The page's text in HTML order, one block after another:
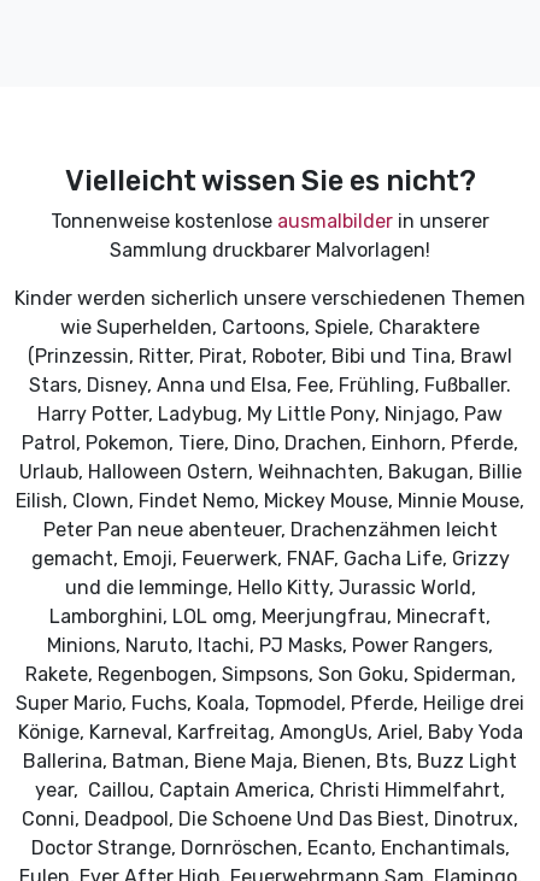
Vielleicht wissen Sie es nicht?
Tonnenweise kostenlose ausmalbilder in unserer
Sammlung druckbarer Malvorlagen!
Kinder werden sicherlich unsere verschiedenen Themen
wie Superhelden, Cartoons, Spiele, Charaktere
(Prinzessin, Ritter, Pirat, Roboter, Bibi und Tina, Brawl
Stars, Disney, Anna und Elsa, Fee, Frühling, Fußballer.
Harry Potter, Ladybug, My Little Pony, Ninjago, Paw
Patrol, Pokemon, Tiere, Dino, Drachen, Einhorn, Pferde,
Urlaub, Halloween Ostern, Weihnachten, Bakugan, Billie
Eilish, Clown, Findet Nemo, Mickey Mouse, Minnie Mouse,
Peter Pan neue abenteuer, Drachenzähmen leicht
gemacht, Emoji, Feuerwerk, FNAF, Gacha Life, Grizzy
und die lemminge, Hello Kitty, Jurassic World,
Lamborghini, LOL omg, Meerjungfrau, Minecraft,
Minions, Naruto, Itachi, PJ Masks, Power Rangers,
Rakete, Regenbogen, Simpsons, Son Goku, Spiderman,
Super Mario, Fuchs, Koala, Topmodel, Pferde, Heilige drei
Könige, Karneval, Karfreitag, AmongUs, Ariel, Baby Yoda
Ballerina, Batman, Biene Maja, Bienen, Bts, Buzz Light
year, Caillou, Captain America, Christi Himmelfahrt,
Conni, Deadpool, Die Schoene Und Das Biest, Dinotrux,
Doctor Strange, Dornröschen, Ecanto, Enchantimals,